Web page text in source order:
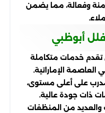
وفعالة، مما يضمن
أبوظبي
خدمات متكاملة
العاصمة الإماراتية.
على أعلى مستوى،
ذات جودة عالية.
من المنظفات